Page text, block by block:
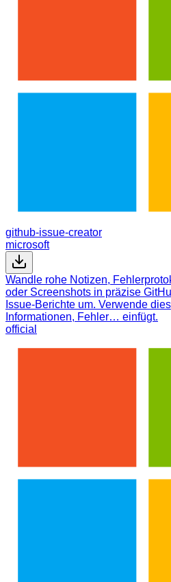
github-issue-creator
microsoft
Wandle rohe Notizen,
oder Screenshots in präzise
Issue-Berichte um. Verwende
Informationen, Fehler… einfügt.
official